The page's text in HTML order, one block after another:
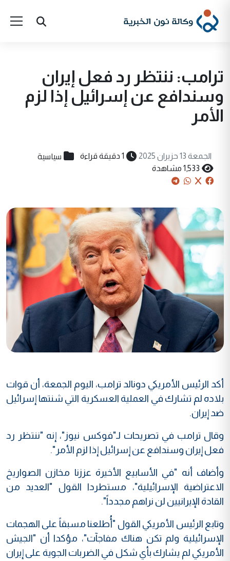
ترامب: ننتظر رد فعل إيران
وسندافع عن إسرائيل إذا لزم
الأمر
الجمعة 13 حزيران 2025 1 دقيقة قراءة سياسية
1,533 مشاهدة
أكد الرئيس الأمريكي دونالد ترامب، اليوم الجمعة، أن قوات
بلاده لم تشارك في العملية العسكرية التي شنتها إسرائيل
ضد إيران.
وقال ترامب في تصريحات لـ"فوكس نيوز"، إنه "ننتظر رد
فعل إيران وسندافع عن إسرائيل إذا لزم الأمر".
وأضاف أنه "في الأسابيع الأخيرة عززنا مخازن الصواريخ
الاعتراضية الإسرائيلية"، مستطردا القول "العديد من
القادة الإيرانيين لن نراهم مجدداً".
وتابع الرئيس الأمريكي القول "أُطلعنا مسبقاً على الهجمات
الإسرائيلية ولم تكن هناك مفاجآت"، مؤكدا أن "الجيش
الأمريكي لم يشارك بأي شكل في الضربات الجوية على إيران